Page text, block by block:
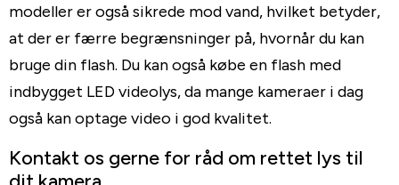
modeller er også sikrede mod vand, hvilket betyder,
at der er færre begrænsninger på, hvornår du kan
bruge din flash. Du kan også købe en flash med
indbygget LED videolys, da mange kameraer i dag
også kan optage video i god kvalitet.
Kontakt os gerne for råd om rettet lys til